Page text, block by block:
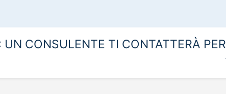
UN CONSULENTE TI CONTATTERÀ PER